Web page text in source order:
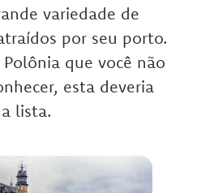
variedade de
por seu porto.
que você não
esta deveria
lista.